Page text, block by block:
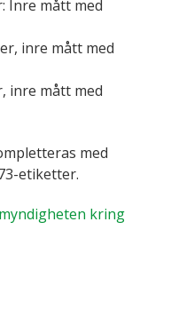
Inre mått med
inre mått med
inre mått med
med
etiketter.
kring